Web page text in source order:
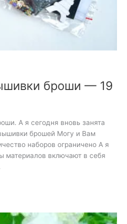
броши — 19
А я сегодня вновь занята
брошей Могу и Вам
наборов ограничено А я
материалов включают в себя